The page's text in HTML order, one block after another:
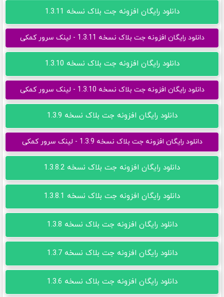
دانلود رایگان افزونه جت بلاک نسخه 1.3.11
دانلود رایگان افزونه جت بلاک نسخه 1.3.11 - لینک سرور کمکی
دانلود رایگان افزونه جت بلاک نسخه 1.3.10
دانلود رایگان افزونه جت بلاک نسخه 1.3.10 - لینک سرور کمکی
دانلود رایگان افزونه جت بلاک نسخه 1.3.9
دانلود رایگان افزونه جت بلاک نسخه 1.3.9 - لینک سرور کمکی
دانلود رایگان افزونه جت بلاک نسخه 1.3.8.2
دانلود رایگان افزونه جت بلاک نسخه 1.3.8.1
دانلود رایگان افزونه جت بلاک نسخه 1.3.8
دانلود رایگان افزونه جت بلاک نسخه 1.3.7
دانلود رایگان افزونه جت بلاک نسخه 1.3.6